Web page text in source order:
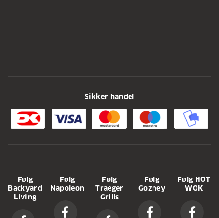
Sikker handel
Følg
Backyard
Living
Følg
Napoleon
Følg
Traeger
Grills
Følg
Gozney
Følg HOT
WOK